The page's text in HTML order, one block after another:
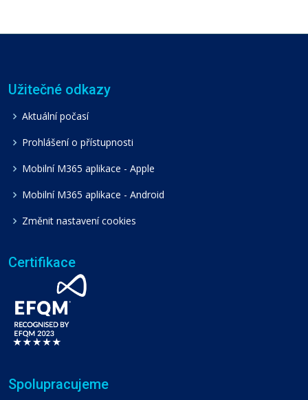
Užitečné odkazy
Aktuální počasí
Prohlášení o přístupnosti
Mobilní M365 aplikace - Apple
Mobilní M365 aplikace - Android
Změnit nastavení cookies
Certifikace
Spolupracujeme